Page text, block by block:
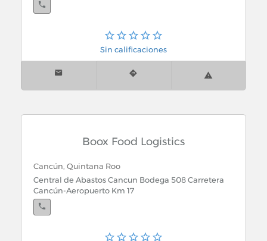
Sin calificaciones
Boox Food Logistics
Cancún, Quintana Roo
Central de Abastos Cancun Bodega 508 Carretera
Cancún-Aeropuerto Km 17